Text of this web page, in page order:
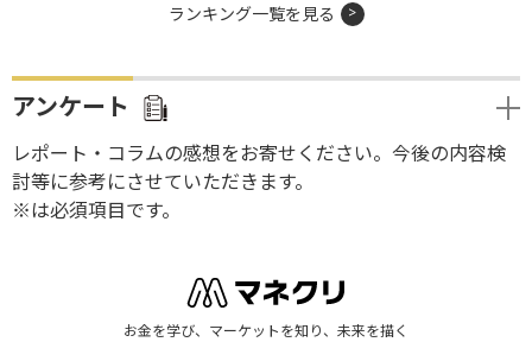
ランキング一覧を見る
アンケート
レポート・コラムの感想をお寄せください。今後の内容検
討等に参考にさせていただきます。
※は必須項目です。
お金を学び、マーケットを知り、未来を描く